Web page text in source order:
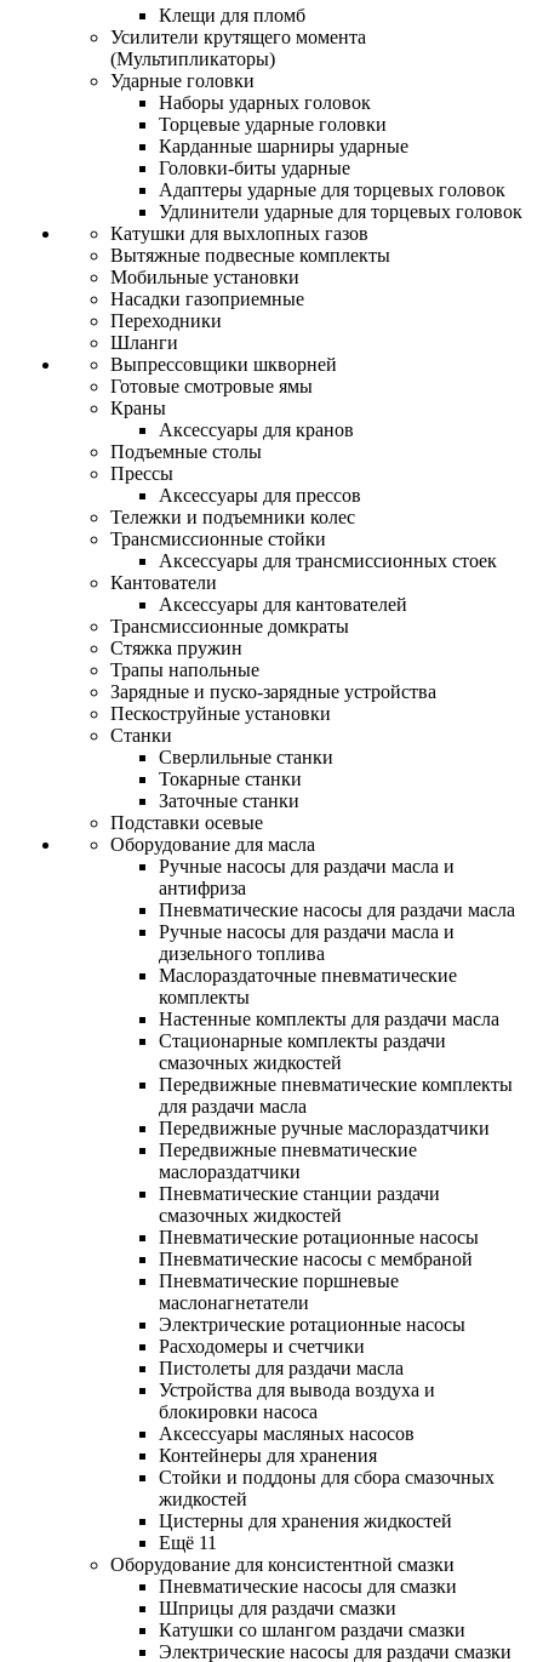
Клещи для пломб
Усилители крутящего момента
(Мультипликаторы)
Ударные головки
Наборы ударных головок
Торцевые ударные головки
Карданные шарниры ударные
Головки-биты ударные
Адаптеры ударные для торцевых головок
Удлинители ударные для торцевых головок
Катушки для выхлопных газов
Вытяжные подвесные комплекты
Мобильные установки
Насадки газоприемные
Переходники
Шланги
Выпрессовщики шкворней
Готовые смотровые ямы
Краны
Аксессуары для кранов
Подъемные столы
Прессы
Аксессуары для прессов
Тележки и подъемники колес
Трансмиссионные стойки
Аксессуары для трансмиссионных стоек
Кантователи
Аксессуары для кантователей
Трансмиссионные домкраты
Стяжка пружин
Трапы напольные
Зарядные и пуско-зарядные устройства
Пескоструйные установки
Станки
Сверлильные станки
Токарные станки
Заточные станки
Подставки осевые
Оборудование для масла
Ручные насосы для раздачи масла и
антифриза
Пневматические насосы для раздачи масла
Ручные насосы для раздачи масла и
дизельного топлива
Маслораздаточные пневматические
комплекты
Настенные комплекты для раздачи масла
Стационарные комплекты раздачи
смазочных жидкостей
Передвижные пневматические комплекты
для раздачи масла
Передвижные ручные маслораздатчики
Передвижные пневматические
маслораздатчики
Пневматические станции раздачи
смазочных жидкостей
Пневматические ротационные насосы
Пневматические насосы с мембраной
Пневматические поршневые
маслонагнетатели
Электрические ротационные насосы
Расходомеры и счетчики
Пистолеты для раздачи масла
Устройства для вывода воздуха и
блокировки насоса
Аксессуары масляных насосов
Контейнеры для хранения
Стойки и поддоны для сбора смазочных
жидкостей
Цистерны для хранения жидкостей
Ещё 11
Оборудование для консистентной смазки
Пневматические насосы для смазки
Шприцы для раздачи смазки
Катушки со шлангом раздачи смазки
Электрические насосы для раздачи смазки